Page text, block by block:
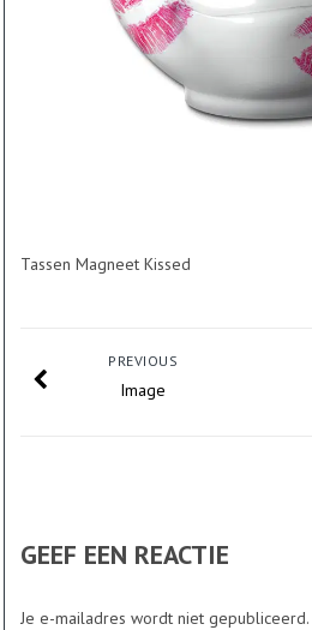
Tassen Magneet Kissed
PREVIOUS
Image
GEEF EEN REACTIE
Je e-mailadres wordt niet gepubliceerd.